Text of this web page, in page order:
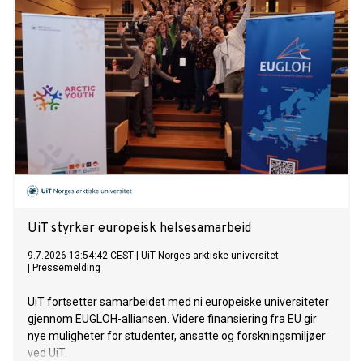
UiT styrker europeisk helsesamarbeid
9.7.2026 13:54:42 CEST
UiT Norges arktiske universitet
Pressemelding
UiT fortsetter samarbeidet med ni europeiske universiteter
gjennom EUGLOH-alliansen. Videre finansiering fra EU gir
nye muligheter for studenter, ansatte og forskningsmiljøer
ved UiT.